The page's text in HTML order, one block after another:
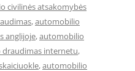
civilinės atsakomybės
,automobilio
anglijoje,automobilio
internetu,
,automobilio